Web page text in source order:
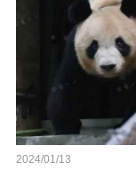
2024/01/13